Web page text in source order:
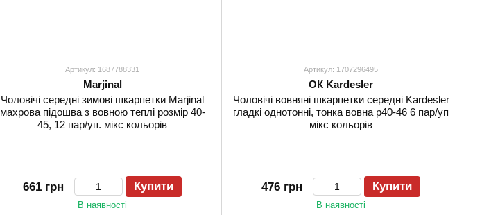
Артикул: 1687788331
Marjinal
Чоловічі середні зимові шкарпетки Marjinal
махрова підошва з вовною теплі розмір 40-
45, 12 пар/уп. мікс кольорів
661 грн Купити
В наявності
Артикул: 1707296495
ОК Kardesler
Чоловічі вовняні шкарпетки середні Kardesler
гладкі однотонні, тонка вовна р40-46 6 пар/уп
мікс кольорів
476 грн Купити
В наявності